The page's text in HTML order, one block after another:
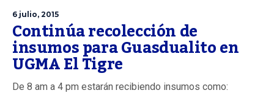
6 julio, 2015
Continúa recolección de
insumos para Guasdualito en
UGMA El Tigre
De 8 am a 4 pm estarán recibiendo insumos como: